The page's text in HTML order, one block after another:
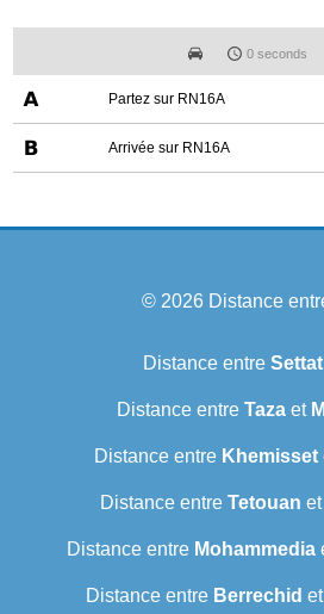
0 seconds
Partez sur RN16A
Arrivée sur RN16A
© 2026 Distance
Distance entre Settat
Distance entre Tazaet
Distance entre Khemisset
Distance entre Tetouan et
Distance entre Mohammedia
Distance entre Berrechid et